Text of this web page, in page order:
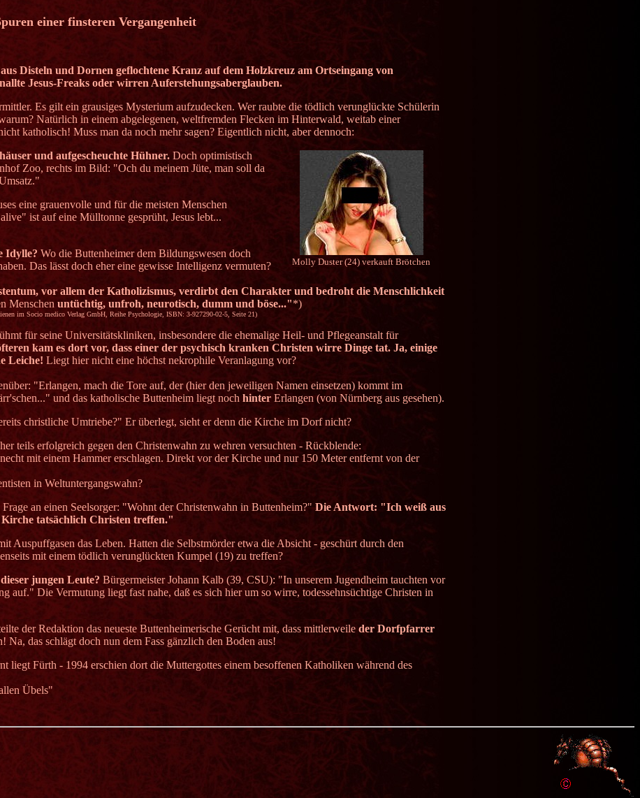
einer finsteren Vergangenheit
Disteln und Dornen geflochtene Kranz auf dem Holzkreuz am Ortseingang von
Jesus-Freaks oder wirren Auferstehungsaberglauben.
Es gilt ein grausiges Mysterium aufzudecken. Wer raubte die tödlich verunglückte Schülerin
Natürlich in einem abgelegenen, weltfremden Flecken im Hinterwald, weitab einer
katholisch! Muss man da noch mehr sagen? Eigentlich nicht, aber dennoch:
Molly Duster (24) verkauft Brötchen
und aufgescheuchte Hühner. Doch optimistisch
Zoo, rechts im Bild: "Och du meinem Jüte, man soll da
eine grauenvolle und für die meisten Menschen
ist auf eine Mülltonne gesprüht, Jesus lebt...
Idylle? Wo die Buttenheimer dem Bildungswesen doch
Das lässt doch eher eine gewisse Intelligenz vermuten?
vor allem der Katholizismus, verdirbt den Charakter und bedroht die Menschlichkeit
Menschen untüchtig, unfroh, neurotisch, dumm und böse..."*)
im Socio medico Verlag GmbH, Reihe Psychologie, ISBN: 3-927290-02-5, Seite 21)
für seine Universitätskliniken, insbesondere die ehemalige Heil- und Pflegeanstalt für
kam es dort vor, dass einer der psychisch kranken Christen wirre Dinge tat. Ja, einige
Leiche! Liegt hier nicht eine höchst nekrophile Veranlagung vor?
"Erlangen, mach die Tore auf, der (hier den jeweiligen Namen einsetzen) kommt im
und das katholische Buttenheim liegt noch hinter Erlangen (von Nürnberg aus gesehen).
christliche Umtriebe?" Er überlegt, sieht er denn die Kirche im Dorf nicht?
teils erfolgreich gegen den Christenwahn zu wehren versuchten - Rückblende:
mit einem Hammer erschlagen. Direkt vor der Kirche und nur 150 Meter entfernt von der
in Weltuntergangswahn?
an einen Seelsorger: "Wohnt der Christenwahn in Buttenheim?"Die Antwort: "Ich weiß aus
Kirche tatsächlich Christen treffen."
Auspuffgasen das Leben. Hatten die Selbstmörder etwa die Absicht - geschürt durch den
mit einem tödlich verunglückten Kumpel (19) zu treffen?
jungen Leute? Bürgermeister Johann Kalb (39, CSU): "In unserem Jugendheim tauchten vor
auf." Die Vermutung liegt fast nahe, daß es sich hier um so wirre, todessehnsüchtige Christen in
der Redaktion das neueste Buttenheimerische Gerücht mit, dass mittlerweile der Dorfpfarrer
Na, das schlägt doch nun dem Fass gänzlich den Boden aus!
liegt Fürth - 1994 erschien dort die Muttergottes einem besoffenen Katholiken während des
Übels"